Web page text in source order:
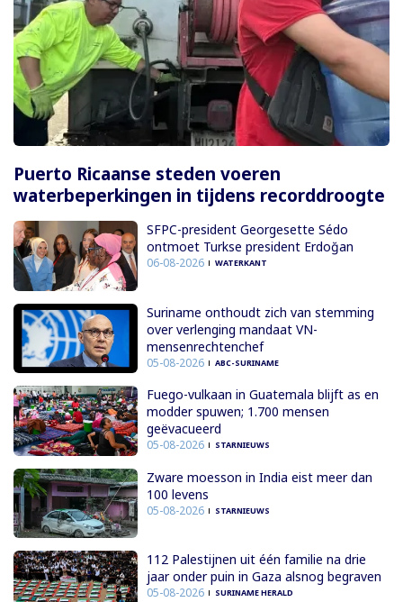
Puerto Ricaanse steden voeren
waterbeperkingen in tijdens recorddroogte
SFPC-president Georgesette Sédo
ontmoet Turkse president Erdoğan
06-08-2026 WATERKANT
Suriname onthoudt zich van stemming
over verlenging mandaat VN-
mensenrechtenchef
05-08-2026 ABC-SURINAME
Fuego-vulkaan in Guatemala blijft as en
modder spuwen; 1.700 mensen
geëvacueerd
05-08-2026 STARNIEUWS
Zware moesson in India eist meer dan
100 levens
05-08-2026 STARNIEUWS
112 Palestijnen uit één familie na drie
jaar onder puin in Gaza alsnog begraven
05-08-2026 SURINAME HERALD